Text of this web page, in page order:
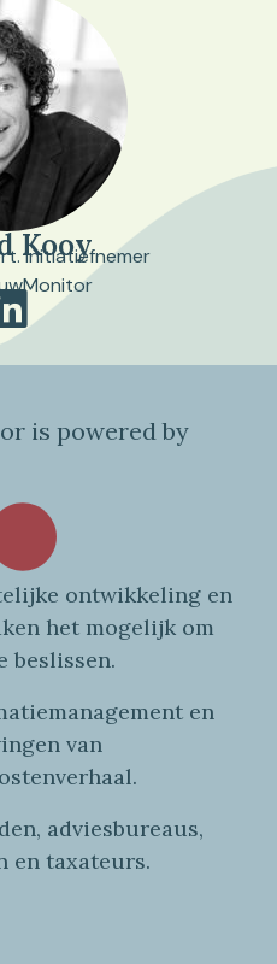
Kooy
Initiatiefnemer
is powered by
ontwikkeling en
het mogelijk om
beslissen.
management en
van
l.
adviesbureaus,
en taxateurs.